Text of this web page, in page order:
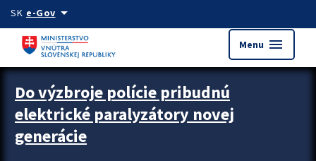
Preskocit na hlavný obsah
SK e-Govarrow_drop_down
Menu menu
Zastavit automatický posun upútavok
Do výzbroje polície pribudnú
elektrické paralyzátory novej
generácie